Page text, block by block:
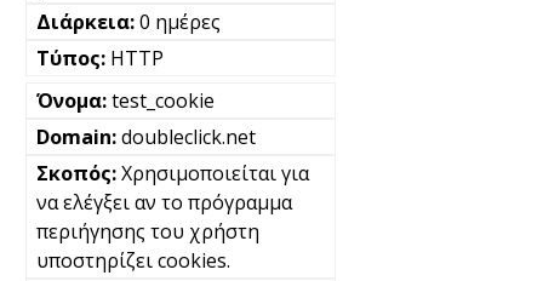
0 ημέρες
HTTP
test_cookie
doubleclick.net
Χρησιμοποιείται για
να ελέγξει αν το πρόγραμμα
περιήγησης του χρήστη
υποστηρίζει cookies.